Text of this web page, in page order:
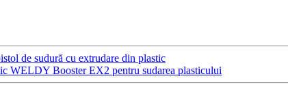
de sudură cu extrudare din plastic
WELDY Booster EX2 pentru sudarea plasticului